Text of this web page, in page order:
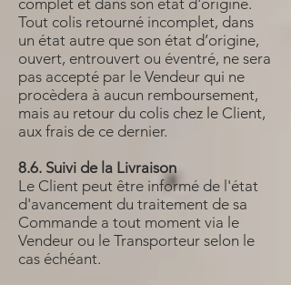
complet et dans son état d'origine.
Tout colis retourné incomplet, dans
un état autre que son état d’origine,
ouvert, entrouvert ou éventré, ne sera
pas accepté par le Vendeur qui ne
procèdera à aucun remboursement,
mais au retour du colis chez le Client,
aux frais de ce dernier.
8.6. Suivi de la Livraison
Le Client peut être informé de l'état
d'avancement du traitement de sa
Commande a tout moment via le
Vendeur ou le Transporteur selon le
cas échéant.